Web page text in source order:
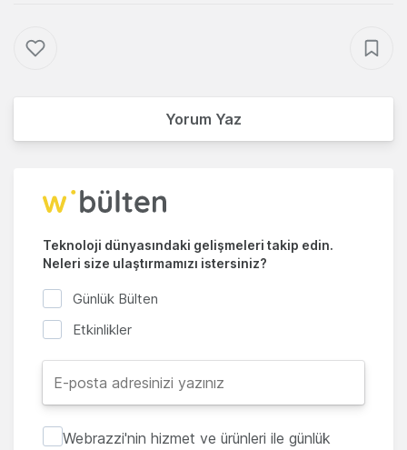
Yorum Yaz
Teknoloji dünyasındaki gelişmeleri takip edin.
Neleri size ulaştırmamızı istersiniz?
Günlük Bülten
Etkinlikler
Webrazzi'nin hizmet ve ürünleri ile günlük